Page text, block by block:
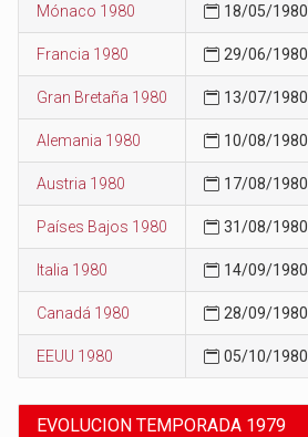
Mónaco 1980 18/05/1980
Francia 1980 29/06/1980
Gran Bretaña 1980 13/07/1980
Alemania 1980 10/08/1980
Austria 1980 17/08/1980
Países Bajos 1980 31/08/1980
Italia 1980 14/09/1980
Canadá 1980 28/09/1980
EEUU 1980 05/10/1980
EVOLUCION TEMPORADA 1979